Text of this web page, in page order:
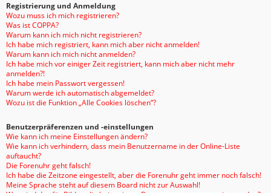
Registrierung und Anmeldung
Wozu muss ich mich registrieren?
Was ist COPPA?
Warum kann ich mich nicht registrieren?
Ich habe mich registriert, kann mich aber nicht anmelden!
Warum kann ich mich nicht anmelden?
Ich habe mich vor einiger Zeit registriert, kann mich aber nicht mehr
anmelden?!
Ich habe mein Passwort vergessen!
Warum werde ich automatisch abgemeldet?
Wozu ist die Funktion „Alle Cookies löschen“?
Benutzerpräferenzen und -einstellungen
Wie kann ich meine Einstellungen ändern?
Wie kann ich verhindern, dass mein Benutzername in der Online-Liste
auftaucht?
Die Forenuhr geht falsch!
Ich habe die Zeitzone eingestellt, aber die Forenuhr geht immer noch falsch!
Meine Sprache steht auf diesem Board nicht zur Auswahl!